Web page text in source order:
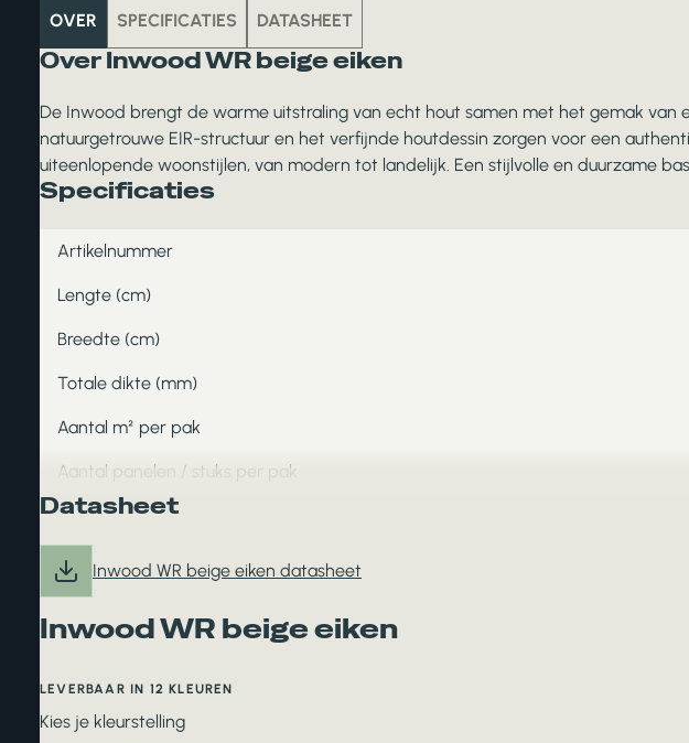
OVER SPECIFICATIES DATASHEET
Over Inwood WR beige eiken
De Inwood brengt de warme uitstraling van echt hout samen met het gemak van
natuurgetrouwe EIR-structuur en het verfijnde houtdessin zorgen voor een
uiteenlopende woonstijlen, van modern tot landelijk. Een stijlvolle en duurzame
Specificaties
Artikelnummer
Lengte (cm)
Breedte (cm)
Totale dikte (mm)
Aantal m² per pak
Aantal panelen / stuks per pak
Datasheet
Inwood WR beige eiken datasheet
Inwood WR beige eiken
LEVERBAAR IN 12 KLEUREN
Kies je kleurstelling